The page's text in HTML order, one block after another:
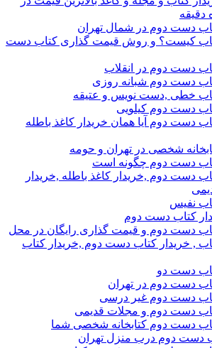
دقیقه
دست دوم در شمال تهران
کیست؟ و روش قیمت گذاری کتاب دست
دست دوم در انقلاب
دست دوم شبانه روزی
خطی ,دست نویس و عتیقه
دست دوم کیلویی
دست دوم آیا همان خریدار کاغذ باطله
شخصی در تهران و حومه
دست دوم چگونه است
دست دوم ,خریدار کاغذ باطله ,خریدار
نفیس
کتاب دست دوم
دست دوم و قیمت گذاری رایگان در محل
, خریدار کتاب دست دوم ,خریدار کتاب
دست دو
دست دوم در تهران
دست دوم غیر درسی
دست دوم و مجلات قدیمی
دست دوم کتابخانه شخصی شما
دست دوم درب منزل تهران